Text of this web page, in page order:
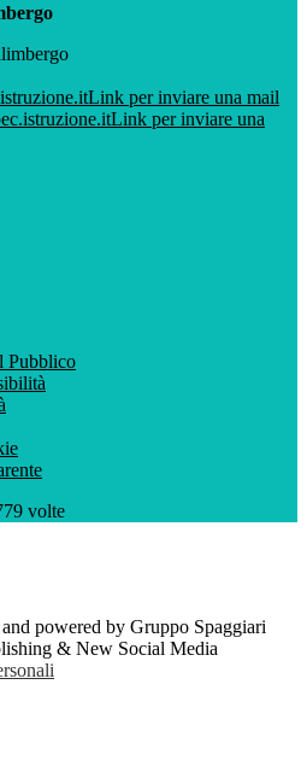
Link per inviare una mail
Link per inviare una
Pubblico
volte
powered by Gruppo Spaggiari
& New Social Media